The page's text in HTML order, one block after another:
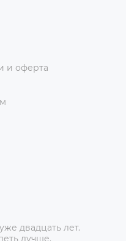
и оферта
двадцать лет.
лучше.